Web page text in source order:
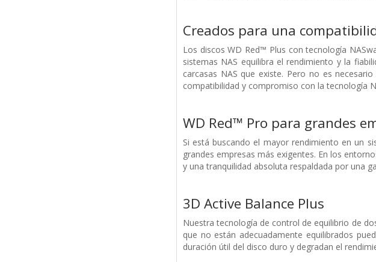
Creados para una
Los discos WD Red™ Plus con tecnología
sistemas NAS equilibra el rendimiento y la
carcasas NAS que existe. Pero no es
compatibilidad y compromiso con la tecnología
WD Red™ Pro para grandes
Si está buscando el mayor rendimiento en un
grandes empresas más exigentes. En los
y una tranquilidad absoluta respaldada por una
3D Active Balance Plus
Nuestra tecnología de control de equilibrio de
que no están adecuadamente equilibrados
duración útil del disco duro y degradan el